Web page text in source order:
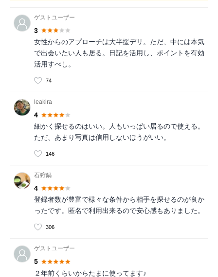
ゲストユーザー
3
女性からのアプローチは大半援デリ。ただ、中には本気
で出会いたい人も居る。日記を活用し、ポイントを有効
活用すべし。
74
leakira
4
細かく探せるのはいい。人もいっぱい居るので使える。
ただ、あまり写真は信用しないほうがいい。
146
石狩鍋
4
登録者数が豊富で様々な条件から相手を探せるのが良か
ったです。匿名で利用出来るので安心感もありました。
306
ゲストユーザー
5
２年前くらいからたまに使ってます♪